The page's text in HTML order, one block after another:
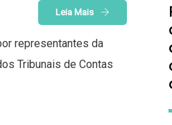
Leia Mais
representantes da
Tribunais de Contas